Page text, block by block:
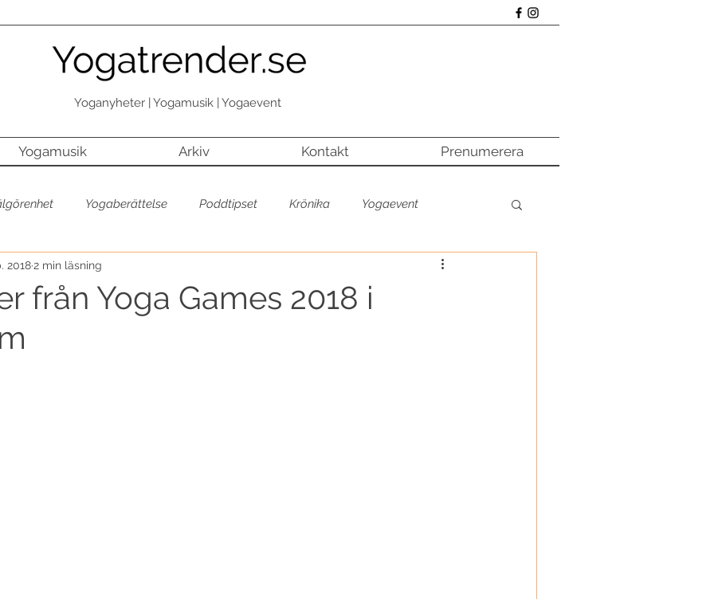
Yoganyheter | Yogamusik | Yogaevent
Yogamusik Arkiv Kontakt Prenumerera
Yogaberättelse Poddtipset Krönika Yogaevent
Yogaberättelse
från Yoga Games 2018 i
2018 2 min läsning